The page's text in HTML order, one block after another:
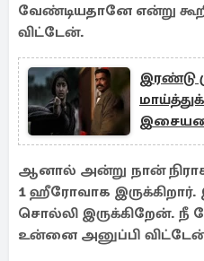
வேண்டியதானே என்று
விட்டேன்.
இரண்டு
ஆனால் அன்று நான்
1 ஹீரோவாக
சொல்லி இருக்கிறேன். நீ
உன்னை அனுப்பி